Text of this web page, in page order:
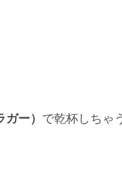
ー） で乾杯しちゃ